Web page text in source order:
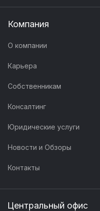
Компания
О компании
Карьера
Собственникам
Консалтинг
Юридические услуги
Новости и Обзоры
Контакты
Центральный офис